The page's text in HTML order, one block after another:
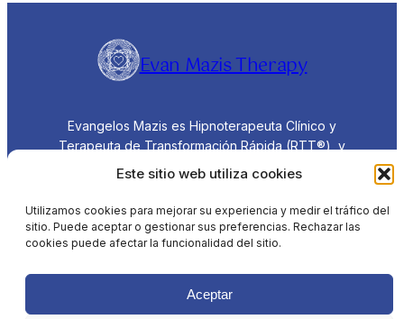
Este sitio web utiliza cookies
Utilizamos cookies para mejorar su experiencia y medir el tráfico del
sitio. Puede aceptar o gestionar sus preferencias. Rechazar las
cookies puede afectar la funcionalidad del sitio.
Aceptar
Evan Mazis Therapy
Evangelos Mazis es Hipnoterapeuta Clínico y
Terapeuta de Transformación Rápida (RTT®), y
ofrece sesiones online en todo el mundo y
inglés, español y griego.
Cookies